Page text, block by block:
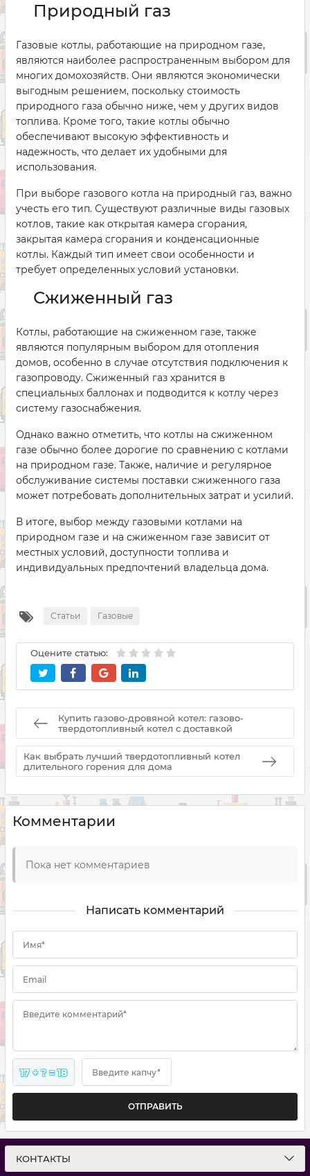
Природный газ
Газовые котлы, работающие на природном газе,
являются наиболее распространенным выбором для
многих домохозяйств. Они являются экономически
выгодным решением, поскольку стоимость
природного газа обычно ниже, чем у других видов
топлива. Кроме того, такие котлы обычно
обеспечивают высокую эффективность и
надежность, что делает их удобными для
использования.
При выборе газового котла на природный газ, важно
учесть его тип. Существуют различные виды газовых
котлов, такие как открытая камера сгорания,
закрытая камера сгорания и конденсационные
котлы. Каждый тип имеет свои особенности и
требует определенных условий установки.
Сжиженный газ
Котлы, работающие на сжиженном газе, также
являются популярным выбором для отопления
домов, особенно в случае отсутствия подключения к
газопроводу. Сжиженный газ хранится в
специальных баллонах и подводится к котлу через
систему газоснабжения.
Однако важно отметить, что котлы на сжиженном
газе обычно более дорогие по сравнению с котлами
на природном газе. Также, наличие и регулярное
обслуживание системы поставки сжиженного газа
может потребовать дополнительных затрат и усилий.
В итоге, выбор между газовыми котлами на
природном газе и на сжиженном газе зависит от
местных условий, доступности топлива и
индивидуальных предпочтений владельца дома.
Статьи Газовые
Оцените статью:
Купить газово-дровяной котел: газово-
твердотопливный котел с доставкой
Как выбрать лучший твердотопливный котел
длительного горения для дома
Комментарии
Пока нет комментариев
Написать комментарий
Имя*
Email
Введите комментарий*
17 + ? = 18 Введите капчу*
ОТПРАВИТЬ
КОНТАКТЫ